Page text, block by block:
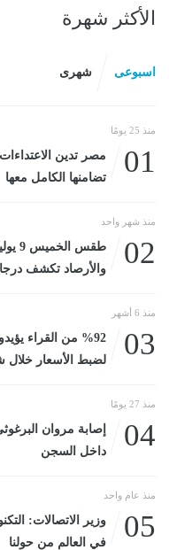
الأكثر شهرة
اسبوعى شهرى
منذ 25 يومًا
01
مصر تدين
تضامنها الكامل معها
منذ شهر واحد
02
والأرصاد تكشف درجات...اليوم
منذ 6 أشهر
03
%92 من القراء
لضبط الأسعار
منذ 27 يومًا
04
إصابة مروان
داخل السجن
منذ عام واحد
05
وزير الاتصالات:
في العالم من حولنا